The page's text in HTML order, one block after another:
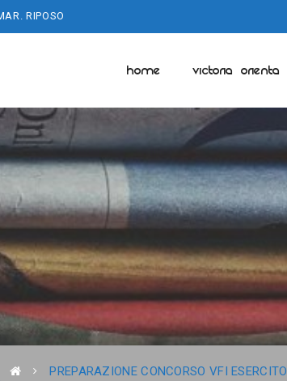
RIPOSO
HOME VICTORIA ORIENTA
PREPARAZIONE CONCORSO VFI ESERCITO